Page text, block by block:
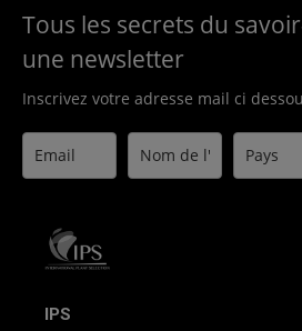
Tous les secrets du
une newsletter
Inscrivez votre adresse mail ci
IPS